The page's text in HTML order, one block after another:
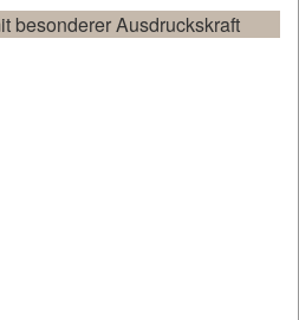
besonderer Ausdruckskraft